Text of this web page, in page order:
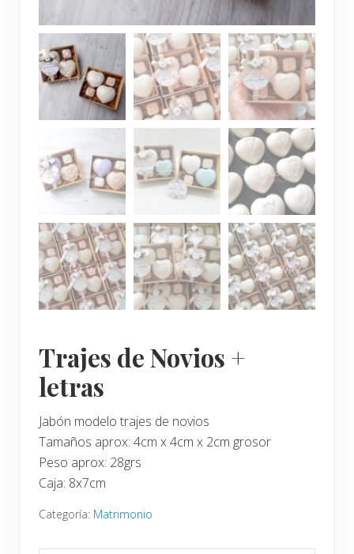
Trajes de Novios +
letras
Jabón modelo trajes de novios
Tamaños aprox: 4cm x 4cm x 2cm grosor
Peso aprox: 28grs
Caja: 8x7cm
Categoría: Matrimonio